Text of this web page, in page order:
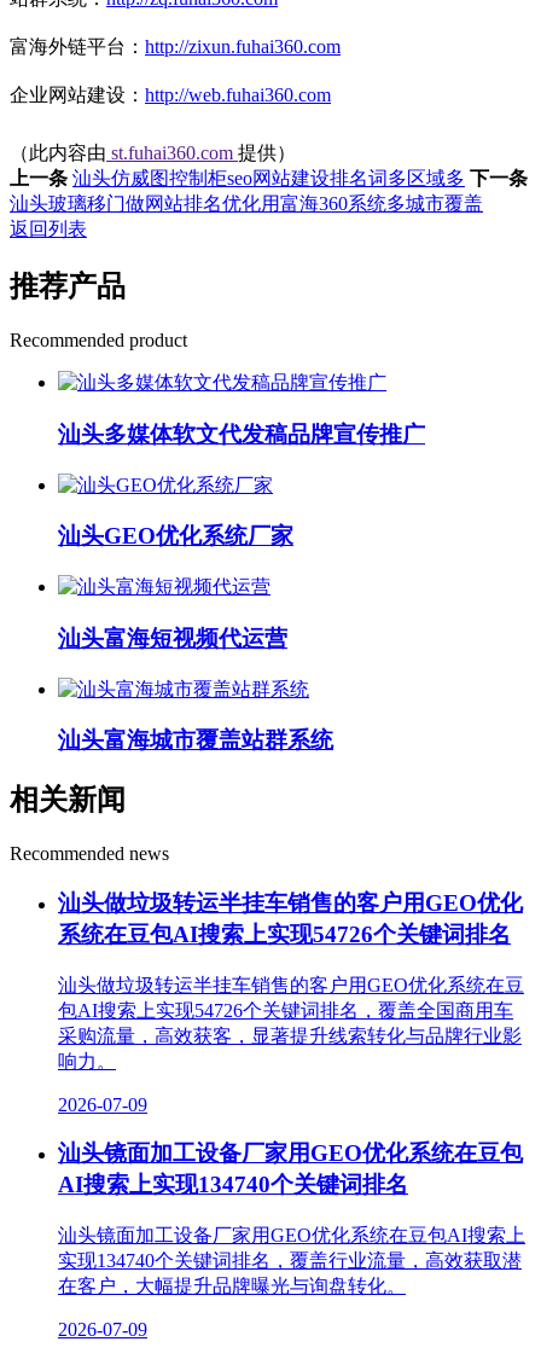
富海外链平台： http://zixun.fuhai360.com
企业网站建设： http://web.fuhai360.com
（此内容由 st.fuhai360.com 提供）
上一条 汕头仿威图控制柜seo网站建设排名词多区域多 下一条
汕头玻璃移门做网站排名优化用富海360系统多城市覆盖
返回列表
推荐产品
Recommended product
汕头多媒体软文代发稿品牌宣传推广
汕头GEO优化系统厂家
汕头富海短视频代运营
汕头富海城市覆盖站群系统
相关新闻
Recommended news
汕头做垃圾转运半挂车销售的客户用GEO优化
系统在豆包AI搜索上实现54726个关键词排名
汕头做垃圾转运半挂车销售的客户用GEO优化系统在豆
包AI搜索上实现54726个关键词排名，覆盖全国商用车
采购流量，高效获客，显著提升线索转化与品牌行业影
响力。
2026-07-09
汕头镜面加工设备厂家用GEO优化系统在豆包
AI搜索上实现134740个关键词排名
汕头镜面加工设备厂家用GEO优化系统在豆包AI搜索上
实现134740个关键词排名，覆盖行业流量，高效获取潜
在客户，大幅提升品牌曝光与询盘转化。
2026-07-09